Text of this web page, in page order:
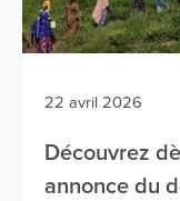
22 avril 2026
Découvrez
annonce du